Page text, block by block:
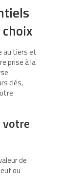
au tiers et
prise à la
clés,
votre
de
ou